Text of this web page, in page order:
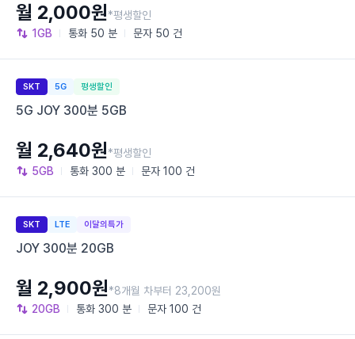
1GB 통화 50 분 문자 50 건
월 2,000원*평생할인
SKT 5G 평생할인
5G JOY 300분 5GB
5GB 통화 300 분 문자 100 건
월 2,640원*평생할인
SKT LTE 이달의특가
JOY 300분 20GB
20GB 통화 300 분 문자 100 건
월 2,900원*8개월 차부터 23,200원